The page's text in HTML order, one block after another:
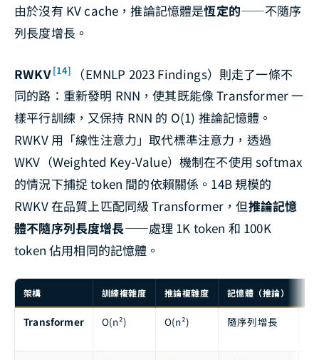
由於沒有 KV cache，推論記憶體是恆定的——不隨序
列長度增長。
RWKV[14]
（EMNLP 2023 Findings）則走了一條不
同的路：重新發明 RNN，使其既能像 Transformer 一
樣平行訓練，又保持 RNN 的 O(1) 推論記憶體。
RWKV 用「線性注意力」取代標準注意力，透過
WKV（Weighted Key-Value）機制在不使用 softmax
的情況下捕捉 token 間的依賴關係。14B 規模的
RWKV 在品質上匹配同級 Transformer，但推論記憶
體不隨序列長度增長——處理 1K token 和 100K
token 佔用相同的記憶體。
架構 訓練複雜度 推論複雜度 記憶體（推論）
Transformer O(n²) O(n²) 隨序列增長